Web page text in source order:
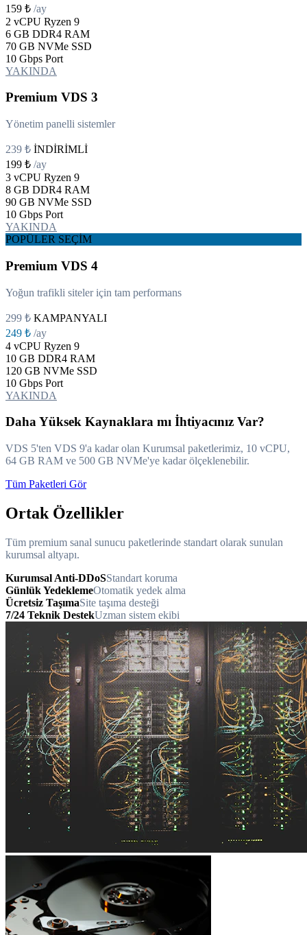
159 ₺ /ay
2 vCPU Ryzen 9
6 GB DDR4 RAM
70 GB NVMe SSD
10 Gbps Port
YAKINDA
Premium VDS 3
Yönetim panelli sistemler
239 ₺ İNDİRİMLİ
199 ₺ /ay
3 vCPU Ryzen 9
8 GB DDR4 RAM
90 GB NVMe SSD
10 Gbps Port
YAKINDA
POPÜLER SEÇİM
Premium VDS 4
Yoğun trafikli siteler için tam performans
299 ₺ KAMPANYALI
249 ₺ /ay
4 vCPU Ryzen 9
10 GB DDR4 RAM
120 GB NVMe SSD
10 Gbps Port
YAKINDA
Daha Yüksek Kaynaklara mı İhtiyacınız Var?
VDS 5'ten VDS 9'a kadar olan Kurumsal paketlerimiz, 10 vCPU,
64 GB RAM ve 500 GB NVMe'ye kadar ölçeklenebilir.
Tüm Paketleri Gör
Ortak Özellikler
Tüm premium sanal sunucu paketlerinde standart olarak sunulan
kurumsal altyapı.
Kurumsal Anti-DDoSStandart koruma
Günlük YedeklemeOtomatik yedek alma
Ücretsiz TaşımaSite taşıma desteği
7/24 Teknik DestekUzman sistem ekibi